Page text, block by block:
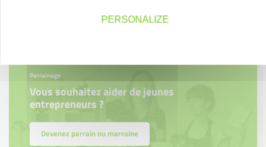
Parrainage
Vous souhaitez aider de jeunes
entrepreneurs ?
Devenez parrain ou marraine
PERSONALIZE